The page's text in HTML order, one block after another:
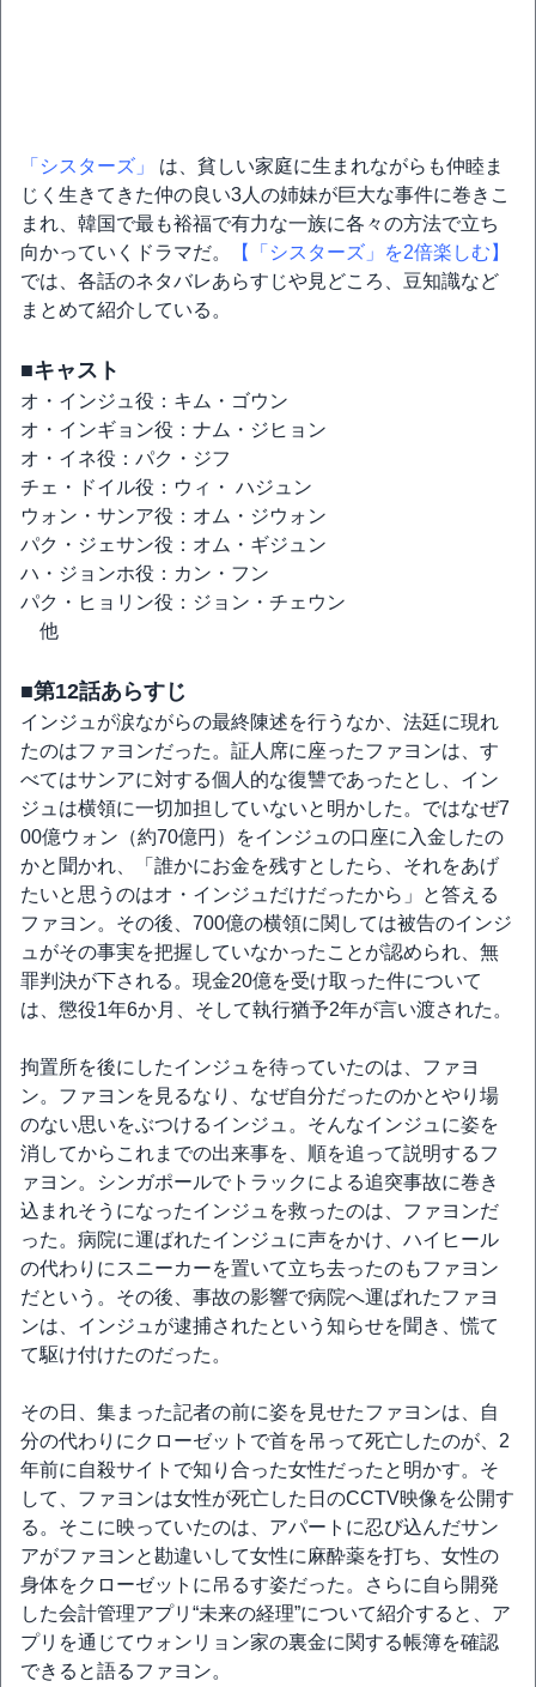
「シスターズ」
は、貧しい家庭に生まれながらも仲睦ま
じく生きてきた仲の良い3人の姉妹が巨大な事件に巻きこ
まれ、韓国で最も裕福で有力な一族に各々の方法で立ち
向かっていくドラマだ。
【「シスターズ」を2倍楽しむ】
では、各話のネタバレあらすじや見どころ、豆知識など
まとめて紹介している。
■キャスト
オ・インジュ役：キム・ゴウン
オ・インギョン役：ナム・ジヒョン
オ・イネ役：パク・ジフ
チェ・ドイル役：ウィ・ ハジュン
ウォン・サンア役：オム・ジウォン
パク・ジェサン役：オム・ギジュン
ハ・ジョンホ役：カン・フン
パク・ヒョリン役：ジョン・チェウン
他
■第12話あらすじ
インジュが涙ながらの最終陳述を行うなか、法廷に現れ
たのはファヨンだった。証人席に座ったファヨンは、す
べてはサンアに対する個人的な復讐であったとし、イン
ジュは横領に一切加担していないと明かした。ではなぜ7
00億ウォン（約70億円）をインジュの口座に入金したの
かと聞かれ、「誰かにお金を残すとしたら、それをあげ
たいと思うのはオ・インジュだけだったから」と答える
ファヨン。その後、700億の横領に関しては被告のインジ
ュがその事実を把握していなかったことが認められ、無
罪判決が下される。現金20億を受け取った件について
は、懲役1年6か月、そして執行猶予2年が言い渡された。
拘置所を後にしたインジュを待っていたのは、ファヨ
ン。ファヨンを見るなり、なぜ自分だったのかとやり場
のない思いをぶつけるインジュ。そんなインジュに姿を
消してからこれまでの出来事を、順を追って説明するフ
ァヨン。シンガポールでトラックによる追突事故に巻き
込まれそうになったインジュを救ったのは、ファヨンだ
った。病院に運ばれたインジュに声をかけ、ハイヒール
の代わりにスニーカーを置いて立ち去ったのもファヨン
だという。その後、事故の影響で病院へ運ばれたファヨ
ンは、インジュが逮捕されたという知らせを聞き、慌て
て駆け付けたのだった。
その日、集まった記者の前に姿を見せたファヨンは、自
分の代わりにクローゼットで首を吊って死亡したのが、2
年前に自殺サイトで知り合った女性だったと明かす。そ
して、ファヨンは女性が死亡した日のCCTV映像を公開す
る。そこに映っていたのは、アパートに忍び込んだサン
アがファヨンと勘違いして女性に麻酔薬を打ち、女性の
身体をクローゼットに吊るす姿だった。さらに自ら開発
した会計管理アプリ“未来の経理”について紹介すると、ア
プリを通じてウォンリョン家の裏金に関する帳簿を確認
できると語るファヨン。